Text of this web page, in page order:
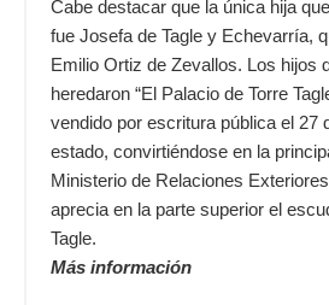
Cabe destacar que la única hija
fue Josefa de Tagle y Echevarría,
Emilio Ortiz de Zevallos. Los hijos
heredaron “El Palacio de Torre
vendido por escritura pública el 27
estado, convirtiéndose en la
Ministerio de Relaciones
aprecia en la parte superior el
Tagle.
Más información